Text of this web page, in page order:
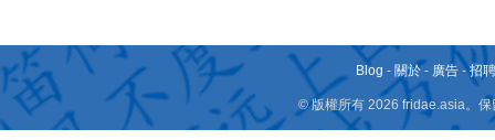
Blog - 關於 - 廣告 -招
© 版權所有 2026 fridae.asia。